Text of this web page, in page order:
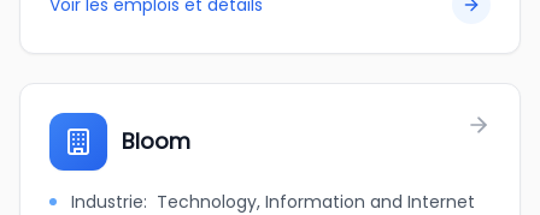
Voir les emplois et détails
Bloom
Industrie: Technology, Information and Internet